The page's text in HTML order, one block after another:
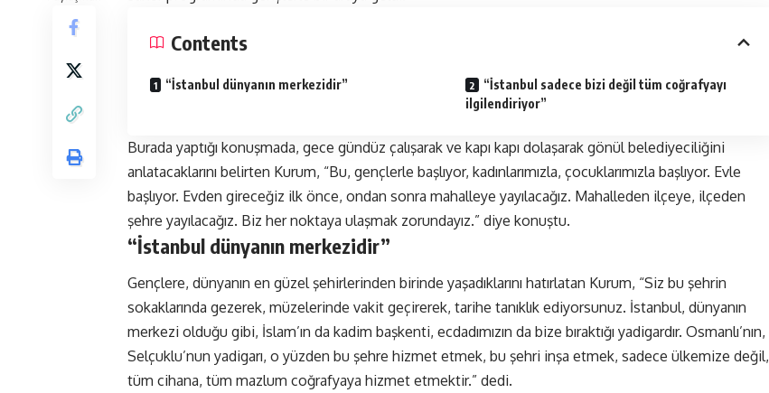
Contents
“İstanbul dünyanın merkezidir”
“İstanbul sadece bizi değil tüm coğrafyayı
ilgilendiriyor”
Burada yaptığı konuşmada, gece gündüz çalışarak ve kapı kapı dolaşarak gönül belediyeciliğini
anlatacaklarını belirten Kurum, “Bu, gençlerle başlıyor, kadınlarımızla, çocuklarımızla başlıyor. Evle
başlıyor. Evden gireceğiz ilk önce, ondan sonra mahalleye yayılacağız. Mahalleden ilçeye, ilçeden
şehre yayılacağız. Biz her noktaya ulaşmak zorundayız.” diye konuştu.
“İstanbul dünyanın merkezidir”
Gençlere, dünyanın en güzel şehirlerinden birinde yaşadıklarını hatırlatan Kurum, “Siz bu şehrin
sokaklarında gezerek, müzelerinde vakit geçirerek, tarihe tanıklık ediyorsunuz. İstanbul, dünyanın
merkezi olduğu gibi, İslam’ın da kadim başkenti, ecdadımızın da bize bıraktığı yadigardır. Osmanlı’nın,
Selçuklu’nun yadigarı, o yüzden bu şehre hizmet etmek, bu şehri inşa etmek, sadece ülkemize değil,
tüm cihana, tüm mazlum coğrafyaya hizmet etmektir.” dedi.